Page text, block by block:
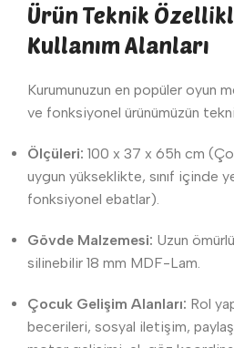
Ürün Teknik
Kullanım Alanları
Kurumunuzun en popüler oyun
ve fonksiyonel ürünümüzün
Ölçüleri: 100 x 37 x 65h cm
uygun yükseklikte, sınıf içinde
fonksiyonel ebatlar).
Gövde Malzemesi: Uzun
silinebilir 18 mm MDF-Lam.
Çocuk Gelişim Alanları: Rol
becerileri, sosyal iletişim,